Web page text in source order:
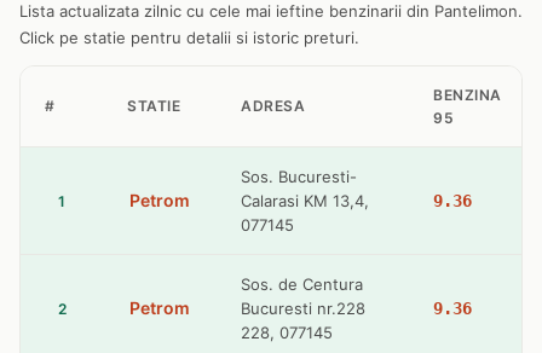
Lista actualizata zilnic cu cele mai ieftine benzinarii din Pantelimon.
Click pe statie pentru detalii si istoric preturi.
# STATIE ADRESA
BENZINA
95
1 Petrom
Sos. Bucuresti-
Calarasi KM 13,4,
077145
9.36
2 Petrom
Sos. de Centura
Bucuresti nr.228
228, 077145
9.36